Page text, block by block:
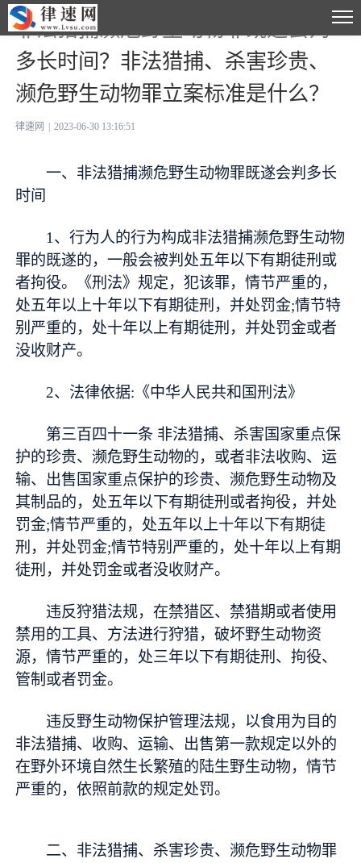
非法猎捕濒危野生动物罪既遂会判
多长时间？非法猎捕、杀害珍贵、
濒危野生动物罪立案标准是什么？
律速网 2023-06-30 13:16:51
一、非法猎捕濒危野生动物罪既遂会判多长
时间
1、行为人的行为构成非法猎捕濒危野生动物
罪的既遂的，一般会被判处五年以下有期徒刑或
者拘役。《刑法》规定，犯该罪，情节严重的，
处五年以上十年以下有期徒刑，并处罚金;情节特
别严重的，处十年以上有期徒刑，并处罚金或者
没收财产。
2、法律依据:《中华人民共和国刑法》
第三百四十一条 非法猎捕、杀害国家重点保
护的珍贵、濒危野生动物的，或者非法收购、运
输、出售国家重点保护的珍贵、濒危野生动物及
其制品的，处五年以下有期徒刑或者拘役，并处
罚金;情节严重的，处五年以上十年以下有期徒
刑，并处罚金;情节特别严重的，处十年以上有期
徒刑，并处罚金或者没收财产。
违反狩猎法规，在禁猎区、禁猎期或者使用
禁用的工具、方法进行狩猎，破坏野生动物资
源，情节严重的，处三年以下有期徒刑、拘役、
管制或者罚金。
违反野生动物保护管理法规，以食用为目的
非法猎捕、收购、运输、出售第一款规定以外的
在野外环境自然生长繁殖的陆生野生动物，情节
严重的，依照前款的规定处罚。
二、非法猎捕、杀害珍贵、濒危野生动物罪